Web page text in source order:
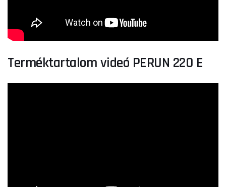
Terméktartalom videó PERUN 220 E